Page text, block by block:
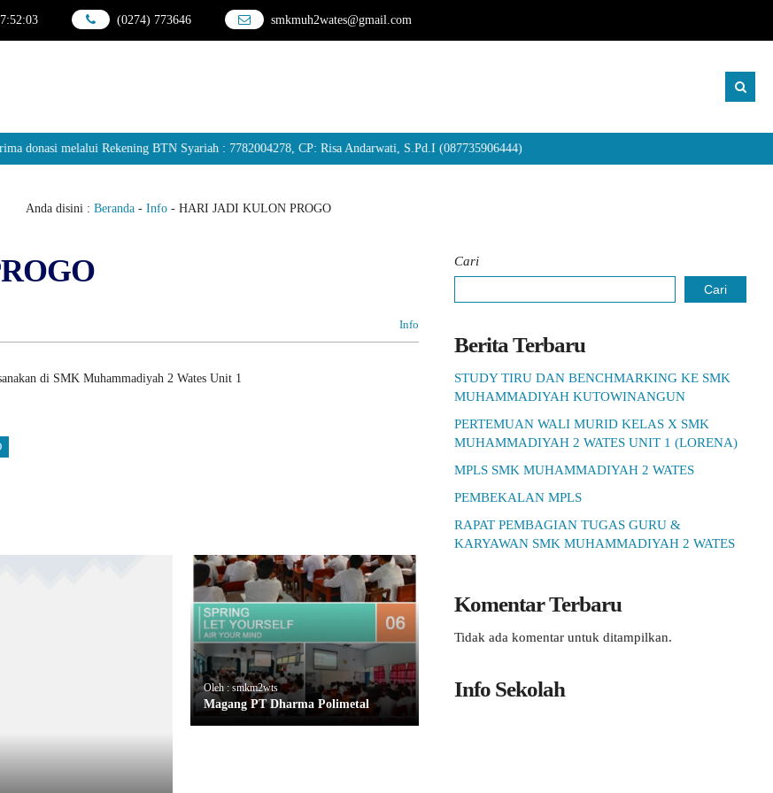
:52:04 (0274) 773646 smkmuh2wates@gmail.com
donasi melalui Rekening BTN Syariah : 7782004278, CP: Risa Andarwati, S.Pd.I (087735906444)
Anda disini : Beranda- Info- HARI JADI KULON PROGO
Info
di SMK Muhammadiyah 2 Wates Unit 1
Oleh : smkm2wts
Magang PT Dharma Polimetal
Cari
Cari
Berita Terbaru
STUDY TIRU DAN BENCHMARKING KE SMK
MUHAMMADIYAH KUTOWINANGUN
PERTEMUAN WALI MURID KELAS X SMK
MUHAMMADIYAH 2 WATES UNIT 1 (LORENA)
MPLS SMK MUHAMMADIYAH 2 WATES
PEMBEKALAN MPLS
RAPAT PEMBAGIAN TUGAS GURU &
KARYAWAN SMK MUHAMMADIYAH 2 WATES
Komentar Terbaru
Tidak ada komentar untuk ditampilkan.
Info Sekolah